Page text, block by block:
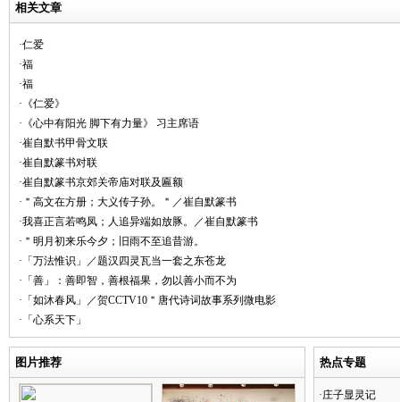
相关文章
·仁爱
·福
·福
·《仁爱》
·《心中有阳光 脚下有力量》 习主席语
·崔自默书甲骨文联
·崔自默篆书对联
·崔自默篆书京郊关帝庙对联及匾额
·＂高文在方册；大义传子孙。＂／崔自默篆书
·我喜正言若鸣凤；人追异端如放豚。／崔自默篆书
·＂明月初来乐今夕；旧雨不至追昔游。
·「万法惟识」／题汉四灵瓦当一套之东苍龙
·「善」：善即智，善根福果，勿以善小而不为
·「如沐春风」／贺CCTV10＂唐代诗词故事系列微电影
·「心系天下」
图片推荐 热点专题
·庄子显灵记